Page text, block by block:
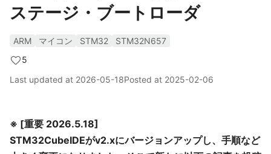
ステージ・ブートローダ
ARM マイコン STM32
STM32N657
5
Last updated at 2026-05-18Posted at 2025-02-06
※ [重要 2026.5.18]
STM32CubeIDEがv2.xにバージョンアップし、手順など